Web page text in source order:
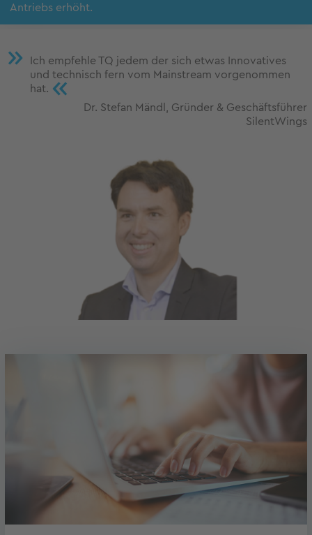
Antriebs erhöht.
Ich empfehle TQ jedem der sich etwas Innovatives
und technisch fern vom Mainstream vorgenommen
hat. «
Dr. Stefan Mändl, Gründer & Geschäftsführer
SilentWings